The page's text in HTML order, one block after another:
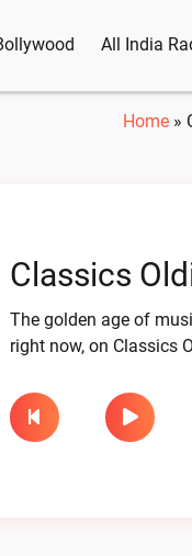
All India
Home»
Classics
The golden age of
right now, on Classics